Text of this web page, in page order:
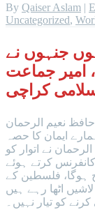
By Qaiser Aslam |
Uncategorized,
جنہوں نے
امیر جماعت
کراچی
نعیم الرحمان
ایمان کا حصہ
نے اتوار کو
کرتے ہوئے
ہوگا، فلسطین کے
اٹھا رہے ہیں
کو تیار نہیں۔